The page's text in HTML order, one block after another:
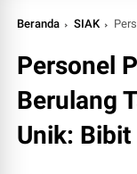
Beranda SIAK
Personel
Berulang
Unik: